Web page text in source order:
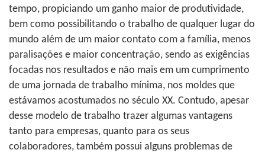
tempo, propiciando um ganho maior de produtividade,
bem como possibilitando o trabalho de qualquer lugar do
mundo além de um maior contato com a família, menos
paralisações e maior concentração, sendo as exigências
focadas nos resultados e não mais em um cumprimento
de uma jornada de trabalho mínima, nos moldes que
estávamos acostumados no século XX. Contudo, apesar
desse modelo de trabalho trazer algumas vantagens
tanto para empresas, quanto para os seus
colaboradores, também possui alguns problemas de